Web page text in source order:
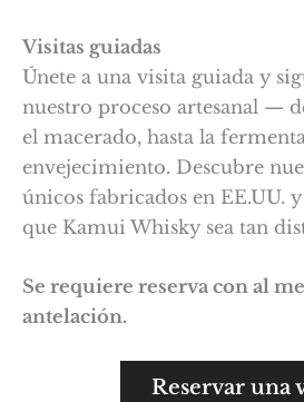
Visitas guiadas
Únete a una visita guiada y
nuestro proceso artesanal —
el macerado, hasta la
envejecimiento. Descubre
únicos fabricados en EE.UU.
que Kamui Whisky sea tan
Se requiere reserva con al
antelación.
Reservar una